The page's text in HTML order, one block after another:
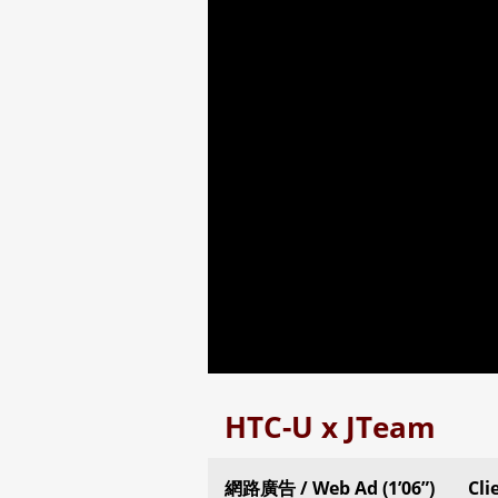
HTC-U x JTeam
網路廣告 / Web Ad (1’06”)